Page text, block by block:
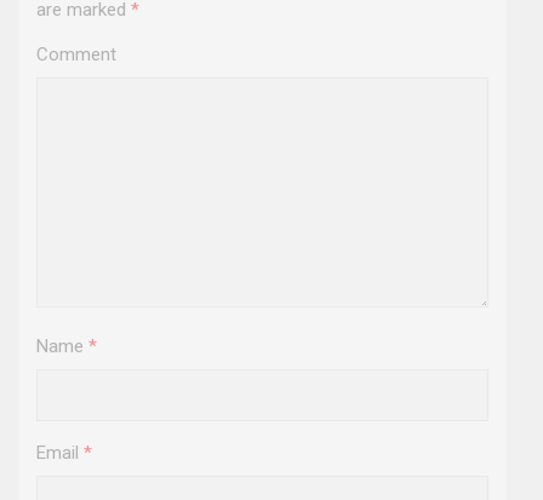
are marked *
Comment
Name *
Email *